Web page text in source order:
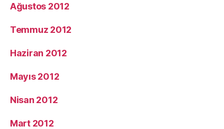
Ağustos 2012
Temmuz 2012
Haziran 2012
Mayıs 2012
Nisan 2012
Mart 2012